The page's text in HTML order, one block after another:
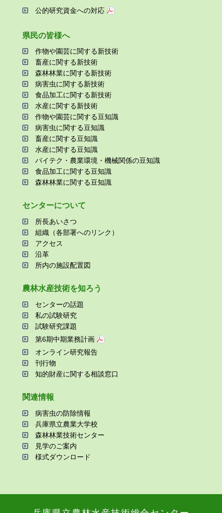
公的研究資金への対応
県⺠の皆様へ
作物や園芸に関する新技術
畜産に関する新技術
森林林業に関する新技術
病害⾍に関する新技術
⾷品加⼯に関する新技術
⽔産に関する新技術
作物や園芸に関する⾖知識
病害⾍に関する⾖知識
畜産に関する⾖知識
⽔産に関する⾖知識
バイテク・農業環境・機械関係の⾖知識
⾷品加⼯に関する⾖知識
森林林業に関する⾖知識
センターについて
所⻑あいさつ
組織（各部署へのリンク）
アクセス
沿⾰
所内の施設配置図
農林⽔産技術を知ろう
センターの話題
私の試験研究
試験研究課題
第6期中期業務計画
オンライン研究報告
刊⾏物
知的財産に関する相談窓⼝
関連情報
病害⾍の防除情報
兵庫県⽴農業⼤学校
森林林業技術センター
⾒学のご案内
様式ダウンロード